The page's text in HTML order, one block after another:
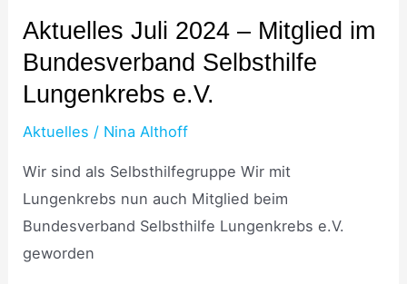
Aktuelles Juli 2024 – Mitglied im
Bundesverband Selbsthilfe
Lungenkrebs e.V.
Aktuelles / Nina Althoff
Wir sind als Selbsthilfegruppe Wir mit
Lungenkrebs nun auch Mitglied beim
Bundesverband Selbsthilfe Lungenkrebs e.V.
geworden
2024
–
Mitglied
Bundesverband
Selbsthilfe
Lungenkrebs
e.V.